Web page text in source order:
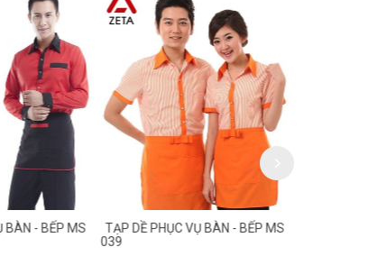
BÀN - BẾP MS
TẠP DỀ PHỤC VỤ BÀN - BẾP MS
039